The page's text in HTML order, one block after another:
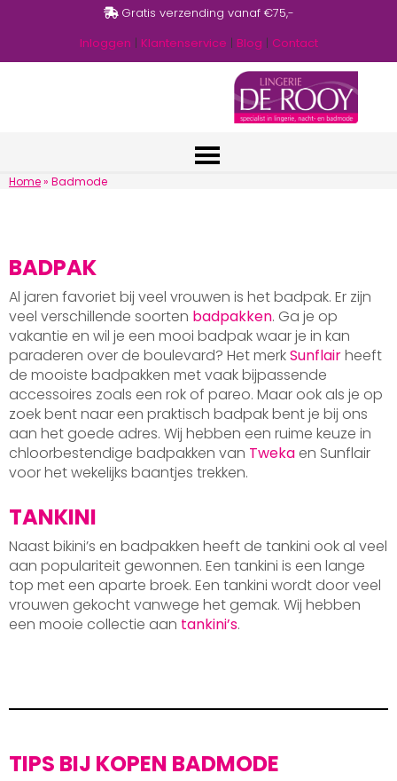
Gratis verzending vanaf €75,-
Inloggen | Klantenservice | Blog | Contact
Home» Badmode
BADPAK
Al jaren favoriet bij veel vrouwen is het badpak. Er zijn
veel verschillende soorten badpakken. Ga je op
vakantie en wil je een mooi badpak waar je in kan
paraderen over de boulevard? Het merkSunflairheeft
de mooiste badpakken met vaak bijpassende
accessoires zoals een rok of pareo. Maar ook als je op
zoek bent naar een praktisch badpak bent je bij ons
aan het goede adres. Wij hebben een ruime keuze in
chloorbestendige badpakken van Tweka en Sunflair
voor het wekelijks baantjes trekken.
TANKINI
Naast bikini’s en badpakken heeft de tankini ook al veel
aan populariteit gewonnen. Een tankini is een lange
top met een aparte broek. Een tankini wordt door veel
vrouwen gekocht vanwege het gemak. Wij hebben
een mooie collectie aan tankini’s.
TIPS BIJ KOPEN BADMODE